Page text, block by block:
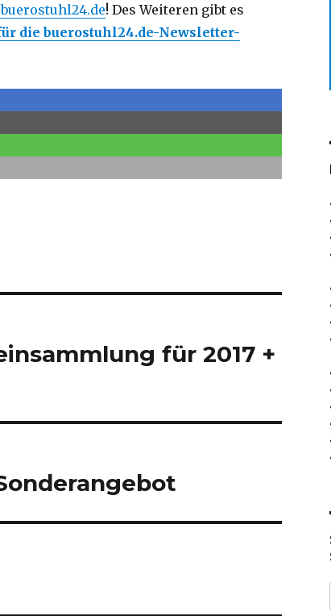
! Des Weiteren gibt es
die buerostuhl24.de-Newsletter-
für 2017 +